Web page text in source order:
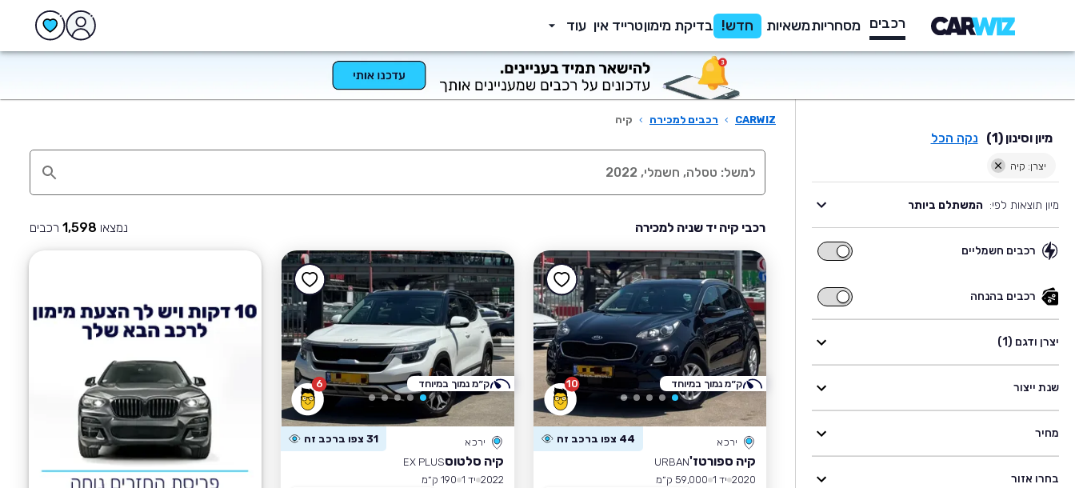
רכבים מסחריותמשאיות חדש! בדיקת מימוןטרייד אין עוד
מיון וסינון (1) נקה הכל
יצרן: קיה
מיון תוצאות לפי: המשתלם ביותר
רכבים חשמליים
רכבים
רכבים בהנחה
רכבים
בהנחה
יצרן ודגם (1)
שנת ייצור
מחיר
בחרו אזור
CARWIZ
› רכבים למכירה › קיה
רכבי קיה יד שניה למכירה נמצאו 1,598 רכבים
10
ירכא 44 צפו ברכב זה
קיה ספורטז'URBAN
2020 יד 1
59,000 ק״מ
ק״מ נמוך במיוחד 6
ירכא 31 צפו ברכב זה
קיה סלטוסEX PLUS
2022 יד 1
190 ק״מ
ק״מ נמוך במיוחד